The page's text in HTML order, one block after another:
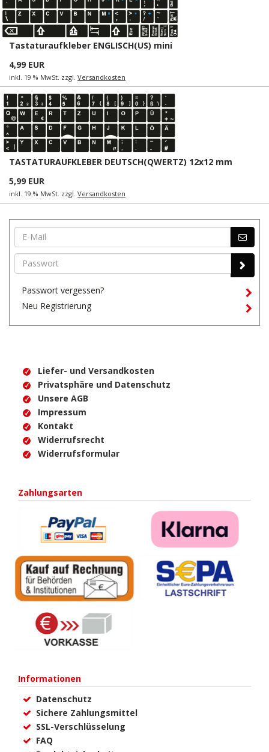
Tastaturaufkleber ENGLISCH(US) mini
4,99 EUR
inkl. 19 % MwSt. zzgl. Versandkosten
TASTATURAUFKLEBER DEUTSCH(QWERTZ) 12x12 mm
5,99 EUR
inkl. 19 % MwSt. zzgl. Versandkosten
Passwort vergessen?
Neu Registrierung
Liefer- und Versandkosten
Privatsphäre und Datenschutz
Unsere AGB
Impressum
Kontakt
Widerrufsrecht
Widerrufsformular
Zahlungsarten
Informationen
Datenschutz
Sichere Zahlungsmittel
SSL-Verschlüsselung
FAQ